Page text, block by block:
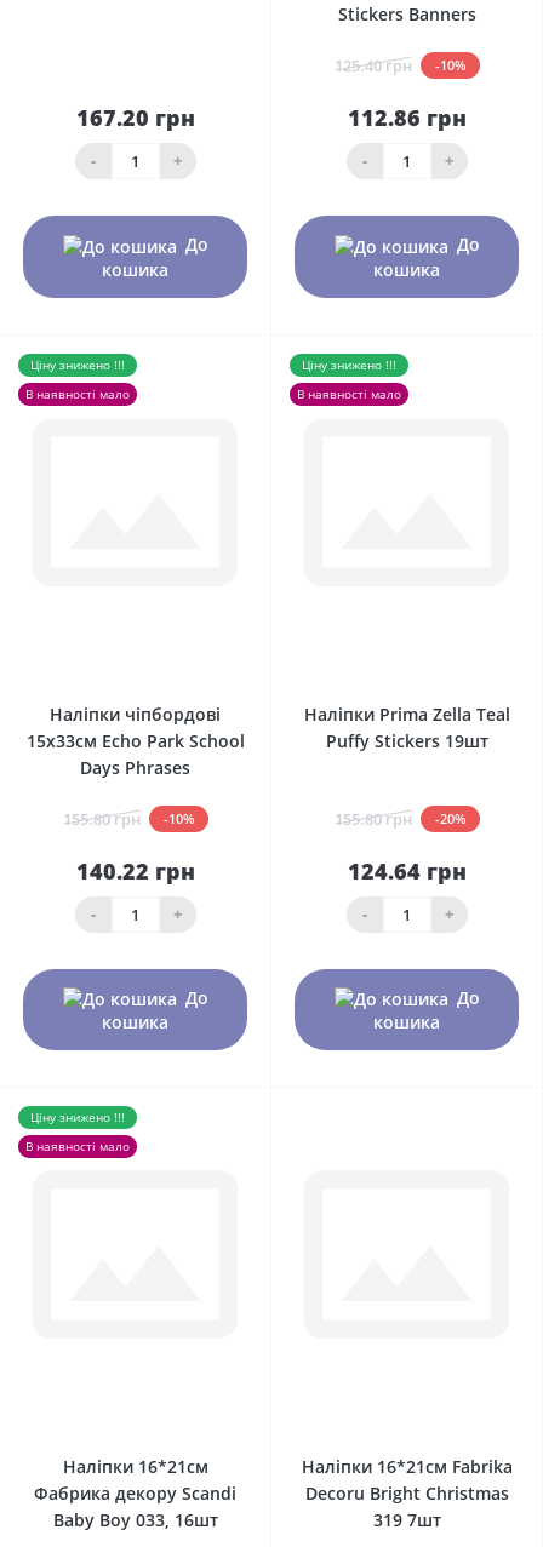
167.20 грн
- +
До
кошика
Stickers Banners
125.40 грн -10%
112.86 грн
- +
До
кошика
Ціну знижено !!!
В наявності мало
Наліпки чіпбордові
15х33см Echo Park School
Days Phrases
155.80 грн -10%
140.22 грн
- +
До
кошика
Ціну знижено !!!
В наявності мало
Наліпки Prima Zella Teal
Puffy Stickers 19шт
155.80 грн -20%
124.64 грн
- +
До
кошика
Ціну знижено !!!
В наявності мало
Наліпки 16*21см
Фабрика декору Scandi
Baby Boy 033, 16шт
Наліпки 16*21см Fabrika
Decoru Bright Christmas
319 7шт